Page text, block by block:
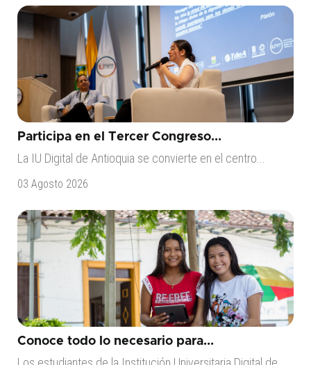
Participa en el Tercer Congreso...
La IU Digital de Antioquia se convierte en el centro...
03 Agosto 2026
Conoce todo lo necesario para...